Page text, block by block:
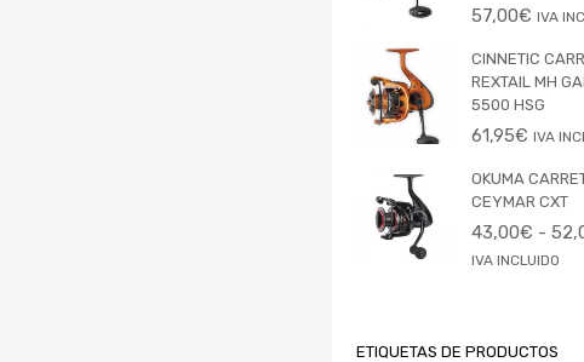
57,00€ IVA
CINNETIC
REXTAIL MH
5500 HSG
61,95€ IVA
OKUMA
CEYMAR CXT
43,00€ -
IVA INCLUIDO
ETIQUETAS DE PRODUCTOS